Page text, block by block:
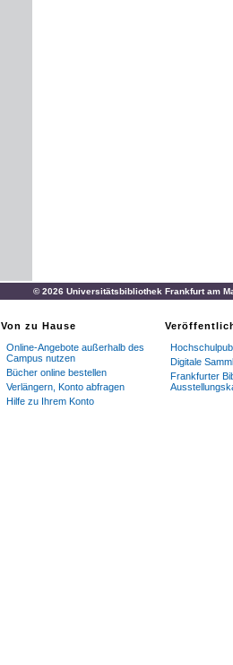
© 2026 Universitätsbibliothek Frankfurt am
Von zu Hause
Online-Angebote außerhalb des
Campus nutzen
Bücher online bestellen
Verlängern, Konto abfragen
Hilfe zu Ihrem Konto
Digitale
Frankfurter